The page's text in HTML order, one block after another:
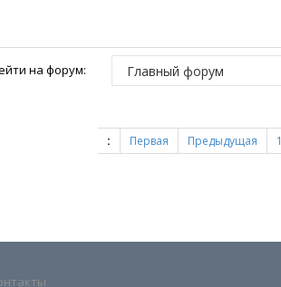
на форум:
: Первая Предыдущая 1